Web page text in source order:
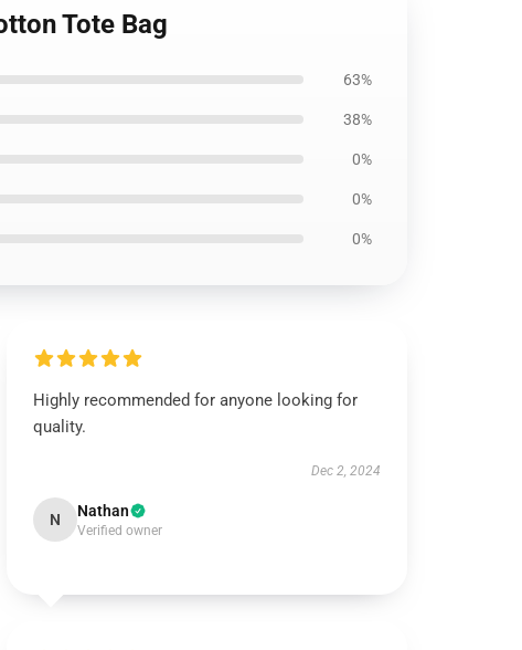
Tote Bag
63%
38%
0%
0%
0%
Highly recommended for anyone looking for
quality.
Dec 2, 2024
N Nathan
Verified owner